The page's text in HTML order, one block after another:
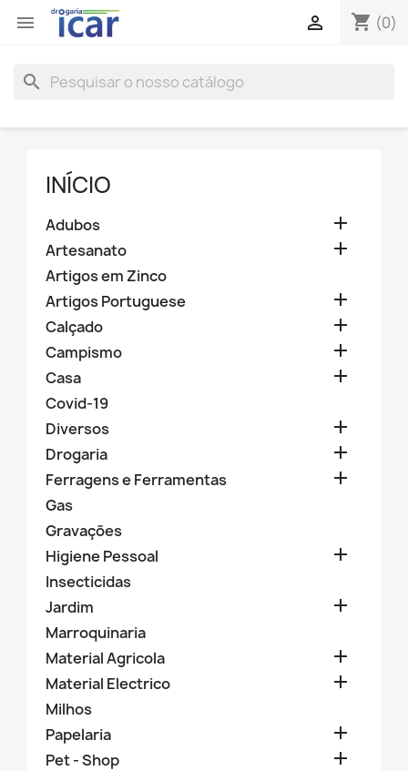
 shopping_cart (0)

search
INÍCIO
Adubos 
Artesanato 
Artigos em Zinco
Artigos Portuguese

Calçado 
Campismo 
Casa 
Covid-19
Diversos

Drogaria 
Ferragens e Ferramentas 
Gas
Gravações
Higiene Pessoal

Insecticidas
Jardim

Marroquinaria
Material Agricola

Material Electrico 
Milhos
Papelaria

Pet - Shop 